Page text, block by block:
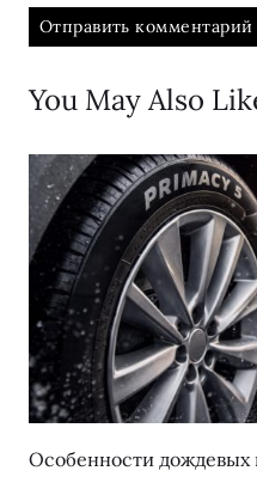
You May Also
Особенности